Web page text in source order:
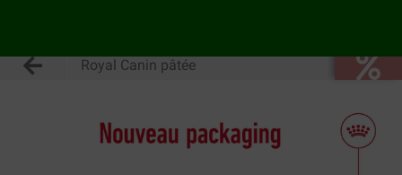
Royal Canin pâtée